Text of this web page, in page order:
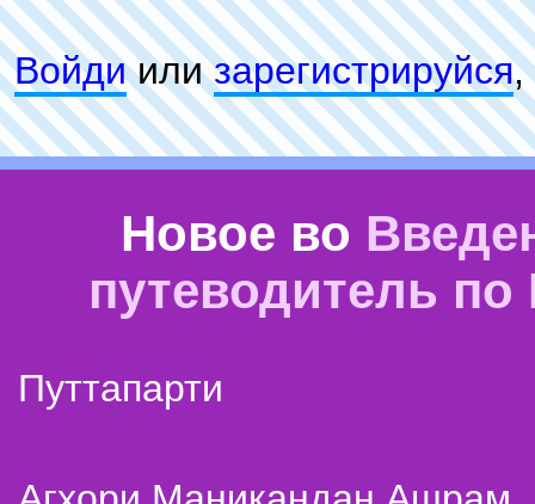
Войдиилизарeгиcтpируйся,
Новое во
путеводитель
Путтапарти